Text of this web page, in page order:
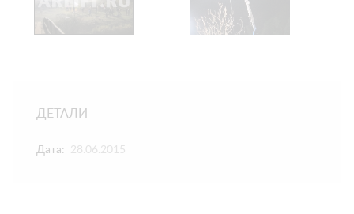
ДЕТАЛИ
Дата: 28.06.2015